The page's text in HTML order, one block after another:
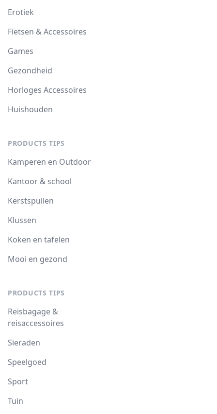
Erotiek
Fietsen & Accessoires
Games
Gezondheid
Horloges Accessoires
Huishouden
PRODUCTS TIPS
Kamperen en Outdoor
Kantoor & school
Kerstspullen
Klussen
Koken en tafelen
Mooi en gezond
PRODUCTS TIPS
Reisbagage &
reisaccessoires
Sieraden
Speelgoed
Sport
Tuin